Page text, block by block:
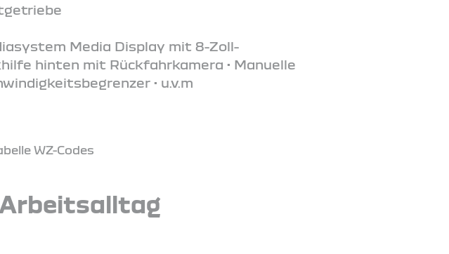
Media Display mit 8-Zoll-
hinten mit Rückfahrkamera • Manuelle
• u.v.m